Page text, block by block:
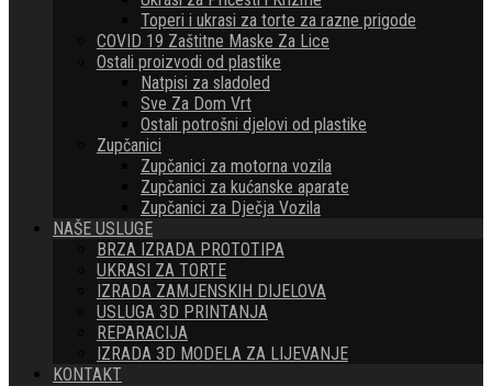
Toperi i ukrasi za torte za razne prigode
COVID 19 Zaštitne Maske Za Lice
Ostali proizvodi od plastike
Natpisi za sladoled
Sve Za Dom Vrt
Ostali potrošni djelovi od plastike
Zupčanici
Zupčanici za motorna vozila
Zupčanici za kućanske aparate
Zupčanici za Dječja Vozila
NAŠE USLUGE
BRZA IZRADA PROTOTIPA
UKRASI ZA TORTE
IZRADA ZAMJENSKIH DIJELOVA
USLUGA 3D PRINTANJA
REPARACIJA
IZRADA 3D MODELA ZA LIJEVANJE
KONTAKT